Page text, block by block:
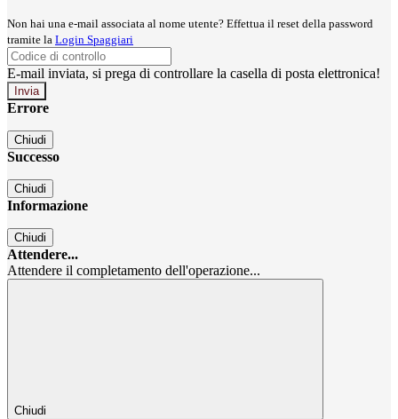
Non hai una e-mail associata al nome utente? Effettua il reset della password
tramite la Login Spaggiari
E-mail inviata, si prega di controllare la casella di posta elettronica!
Errore
Chiudi
Successo
Chiudi
Informazione
Chiudi
Attendere...
Attendere il completamento dell'operazione...
Chiudi